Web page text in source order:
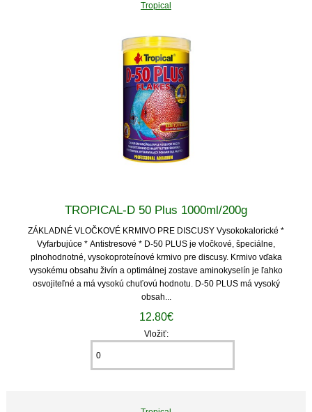
Tropical
TROPICAL-D 50 Plus 1000ml/200g
ZÁKLADNÉ VLOČKOVÉ KRMIVO PRE DISCUSY Vysokokalorické *
Vyfarbujúce * Antistresové * D-50 PLUS je vločkové, špeciálne,
plnohodnotné, vysokoproteínové krmivo pre discusy. Krmivo vďaka
vysokému obsahu živín a optimálnej zostave aminokyselín je ľahko
osvojiteľné a má vysokú chuťovú hodnotu. D-50 PLUS má vysoký
obsah...
12.80€
Vložiť: